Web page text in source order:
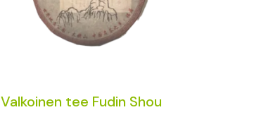
Valkoinen tee Fudin Shou